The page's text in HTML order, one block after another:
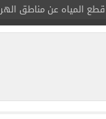
قطع المياه عن مناطق
الرئيس السيسى يشيد بما
مصرع 6 وإصابة آخرين فى حادث بالطريق الصحراوي الشرقى بالجيزة .. صور